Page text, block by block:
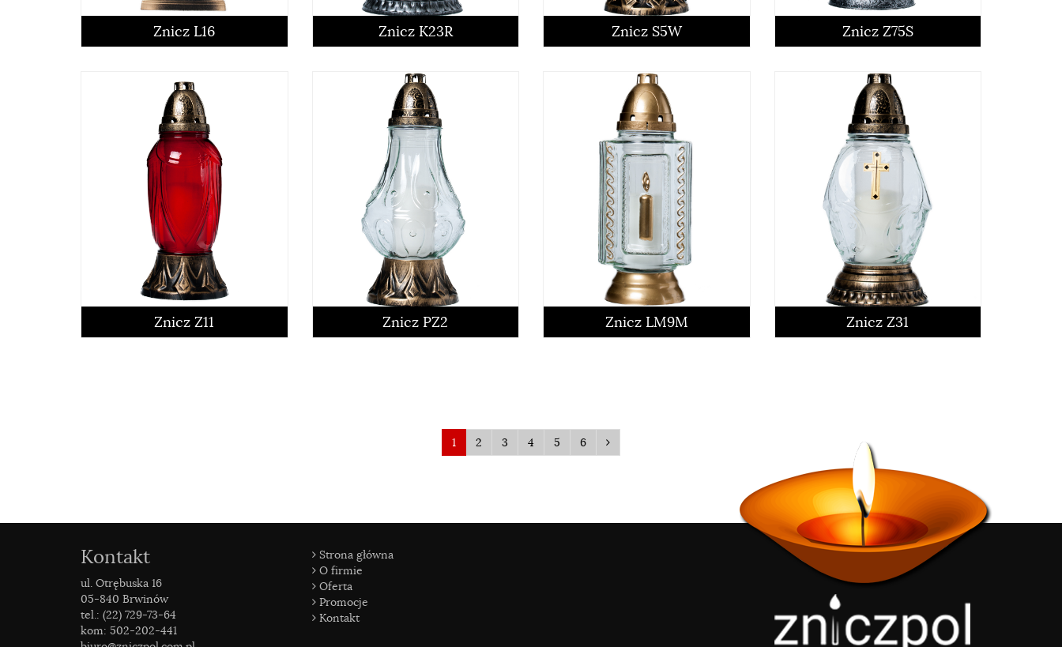
Znicz L16
czytaj więcej
Znicz K23R
czytaj więcej
Znicz S5W
czytaj więcej
Znicz Z75S
czytaj więcej
Znicz Z11
czytaj więcej
Znicz PZ2 Znicz LM9M Znicz Z31
czytaj więcej
1 2 3 4 5 6
Kontakt
ul. Otrębuska 16
05-840 Brwinów
tel.: (22) 729-73-64
kom: 502-202-441
Strona główna
O firmie
Oferta
Promocje
Kontakt